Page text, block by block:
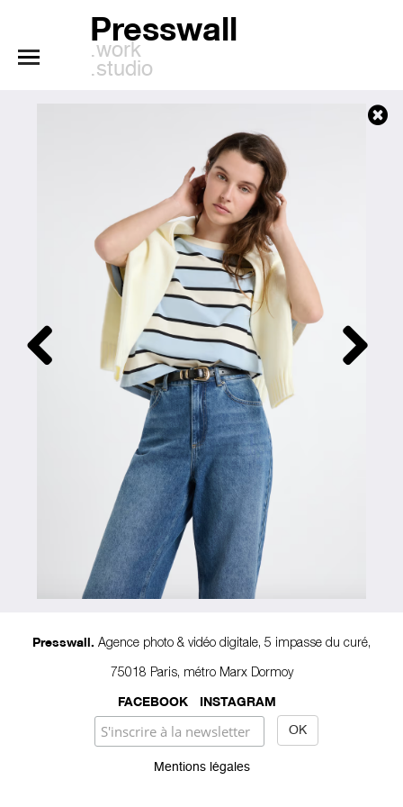
Presswall
.work
.studio
Presswall.
Agence photo & vidéo digitale, 5 impasse du curé,
75018 Paris, métro Marx Dormoy
FACEBOOK INSTAGRAM
Mentions légales